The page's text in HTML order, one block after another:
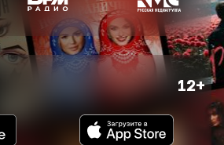
12+